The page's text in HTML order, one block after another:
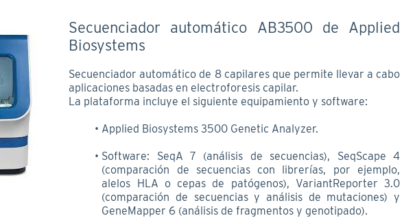
Secuenciador automático AB3500 de Applied
Biosystems
Secuenciador automático de 8 capilares que permite llevar a cabo
aplicaciones basadas en electroforesis capilar.
La plataforma incluye el siguiente equipamiento y software:
Applied Biosystems 3500 Genetic Analyzer.
Software: SeqA 7 (análisis de secuencias), SeqScape 4
(comparación de secuencias con librerías, por ejemplo,
alelos HLA o cepas de patógenos), VariantReporter 3.0
(comparación de secuencias y análisis de mutaciones) y
GeneMapper 6 (análisis de fragmentos y genotipado).